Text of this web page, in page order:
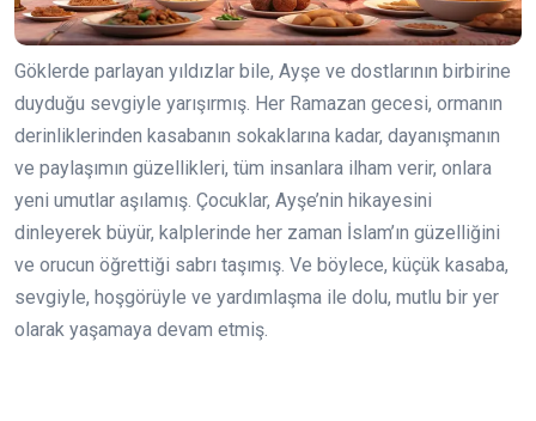
Göklerde parlayan yıldızlar bile, Ayşe ve dostlarının birbirine
duyduğu sevgiyle yarışırmış. Her Ramazan gecesi, ormanın
derinliklerinden kasabanın sokaklarına kadar, dayanışmanın
ve paylaşımın güzellikleri, tüm insanlara ilham verir, onlara
yeni umutlar aşılamış. Çocuklar, Ayşe’nin hikayesini
dinleyerek büyür, kalplerinde her zaman İslam’ın güzelliğini
ve orucun öğrettiği sabrı taşımış. Ve böylece, küçük kasaba,
sevgiyle, hoşgörüyle ve yardımlaşma ile dolu, mutlu bir yer
olarak yaşamaya devam etmiş.